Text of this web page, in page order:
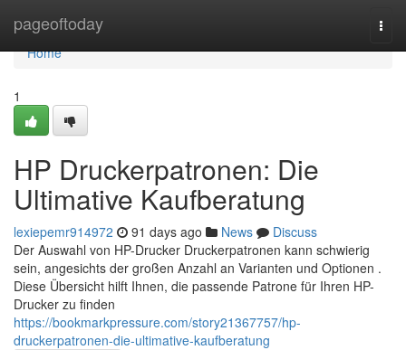
pageoftoday
Home
Home
1
HP Druckerpatronen: Die
Ultimative Kaufberatung
lexiepemr914972 91 days ago News
Discuss
Der Auswahl von HP-Drucker Druckerpatronen kann schwierig
sein, angesichts der großen Anzahl an Varianten und Optionen .
Diese Übersicht hilft Ihnen, die passende Patrone für Ihren HP-
Drucker zu finden
https://bookmarkpressure.com/story21367757/hp-
druckerpatronen-die-ultimative-kaufberatung